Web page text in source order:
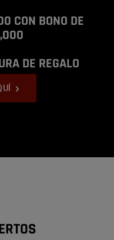
CON BONO DE
DE REGALO